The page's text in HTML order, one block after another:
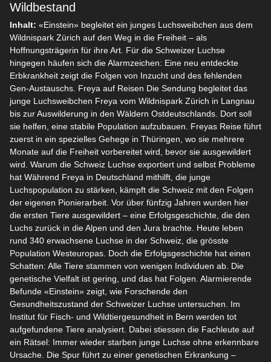
Wildbestand
Inhalt: «Einstein» begleitet ein junges Luchsweibchen aus dem
Wildnispark Zürich auf den Weg in die Freiheit – als
Hoffnungsträgerin für ihre Art. Für die Schweizer Luchse
hingegen häufen sich die Alarmzeichen: Eine neu entdeckte
Erbkrankheit zeigt die Folgen von Inzucht und des fehlenden
Gen-Austauschs. Freya auf Reisen Die Sendung begleitet das
junge Luchsweibchen Freya vom Wildnispark Zürich in Langnau
bis zur Auswilderung in den Wäldern Ostdeutschlands. Dort soll
sie helfen, eine stabile Population aufzubauen. Freyas Reise führt
zuerst in ein spezielles Gehege in Thüringen, wo sie mehrere
Monate auf die Freiheit vorbereitet wird, bevor sie ausgewildert
wird. Warum die Schweiz Luchse exportiert und selbst Probleme
hat Während Freya in Deutschland mithilft, die junge
Luchspopulation zu stärken, kämpft die Schweiz mit den Folgen
der eigenen Pionierarbeit. Vor über fünfzig Jahren wurden hier
die ersten Tiere ausgewildert – eine Erfolgsgeschichte, die den
Luchs zurück in die Alpen und den Jura brachte. Heute leben
rund 340 erwachsene Luchse in der Schweiz, die grösste
Population Westeuropas. Doch die Erfolgsgeschichte hat einen
Schatten: Alle Tiere stammen von wenigen Individuen ab. Die
genetische Vielfalt ist gering, und das hat Folgen. Alarmierende
Befunde «Einstein» zeigt, wie Forschende den
Gesundheitszustand der Schweizer Luchse untersuchen. Im
Institut für Fisch- und Wildtiergesundheit in Bern werden tot
aufgefundene Tiere analysiert. Dabei stiessen die Fachleute auf
ein Rätsel: Immer wieder starben junge Luchse ohne erkennbare
Ursache. Die Spur führt zu einer genetischen Erkrankung –